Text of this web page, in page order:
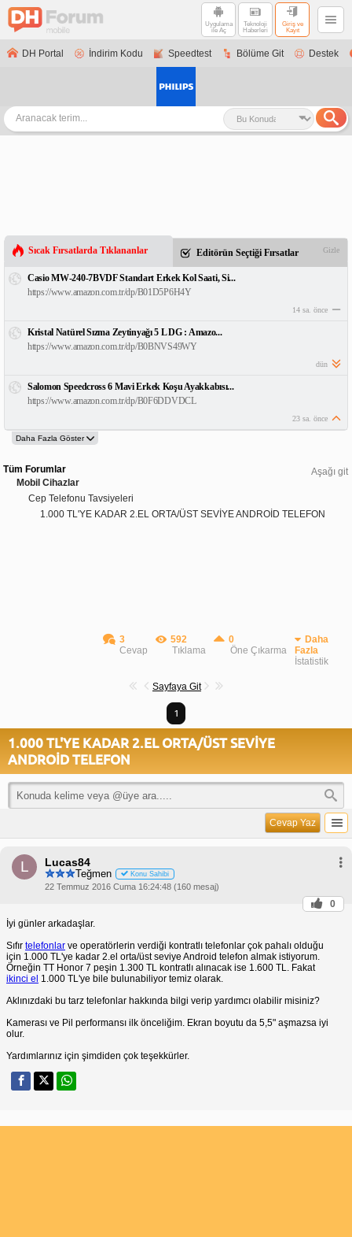
Uygulama
ile Aç
Teknoloji
Haberleri
Giriş ve
Kayıt
DH Portal İndirim Kodu Speedtest Bölüme Git Destek
Sıcak Fırsatlarda Tıklananlar Editörün Seçtiği Fırsatlar Gizle
Casio MW-240-7BVDF Standart Erkek Kol Saati, Si...
https://www.amazon.com.tr/dp/B01D5P6H4Y
14 sa. önce
Kristal Natürel Sızma Zeytinyağı 5 L DG : Amazo...
https://www.amazon.com.tr/dp/B0BNVS49WY
dün
Salomon Speedcross 6 Mavi Erkek Koşu Ayakkabısı...
https://www.amazon.com.tr/dp/B0F6DDVDCL
23 sa. önce
Aşağı git
Tüm Forumlar
Mobil Cihazlar
Cep Telefonu Tavsiyeleri
1.000 TL'YE KADAR 2.EL ORTA/ÜST SEVİYE ANDROİD TELEFON
3
Cevap
592
Tıklama
0
Öne Çıkarma
Daha
Fazla
İstatistik
Sayfaya Git
1
1.000 TL'YE KADAR 2.EL ORTA/ÜST SEVİYE
ANDROİD TELEFON
Cevap Yaz
L Lucas84
Teğmen Konu Sahibi
22 Temmuz 2016 Cuma 16:24:48 (160 mesaj)
0
İyi günler arkadaşlar.
Sıfır telefonlar ve operatörlerin verdiği kontratlı telefonlar çok pahalı olduğu
için 1.000 TL'ye kadar 2.el orta/üst seviye Android telefon almak istiyorum.
Örneğin TT Honor 7 peşin 1.300 TL kontratlı alınacak ise 1.600 TL. Fakat
ikinci el 1.000 TL'ye bile bulunabiliyor temiz olarak.
Aklınızdaki bu tarz telefonlar hakkında bilgi verip yardımcı olabilir misiniz?
Kamerası ve Pil performansı ilk önceliğim. Ekran boyutu da 5,5" aşmazsa iyi
olur.
Yardımlarınız için şimdiden çok teşekkürler.